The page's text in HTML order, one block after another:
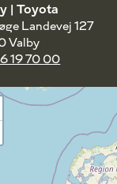
| Toyota
Landevej 127
Valby
19 70 00